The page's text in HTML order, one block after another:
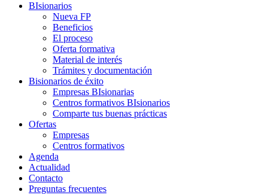
BIsionarios
Nueva FP
Beneficios
El proceso
Oferta formativa
Material de interés
Trámites y documentación
Bisionarios de éxito
Empresas BIsionarias
Centros formativos BIsionarios
Comparte tus buenas prácticas
Ofertas
Empresas
Centros formativos
Agenda
Actualidad
Contacto
Preguntas frecuentes